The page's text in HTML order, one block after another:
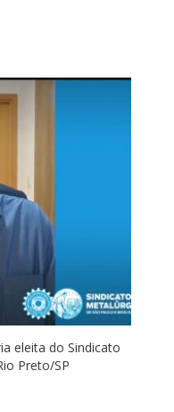
eleita do Sindicato
Preto/SP